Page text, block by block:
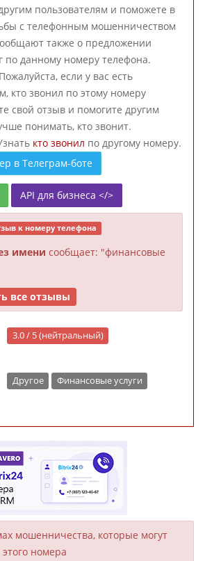
пользователям и поможете в
с телефонным мошенничеством
также о предложении
по данному номеру телефона.
если у вас есть
кто звонил по этому номеру
свой отзыв и помогите другим
понимать, кто звонит.
кто звонил по другому номеру.
в Телеграм-боте
API для бизнеса </>
к номеру телефона
имени сообщает: "финансовые
все отзывы
3.0 / 5 (нейтральный)
Другое Финансовые услуги
мошенни­чества, кото­рые могут
этого номера